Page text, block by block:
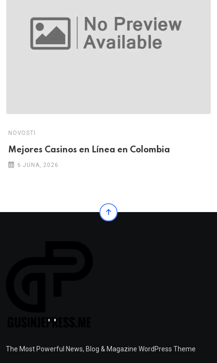
NOVOSTI
Mejores Casinos en Línea en Colombia
6 JUNA, 2026
The Most Powerful News, Blog & Magazine WordPress Theme